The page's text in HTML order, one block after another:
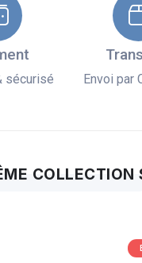
sécurisé Envoi par
COLLECTION